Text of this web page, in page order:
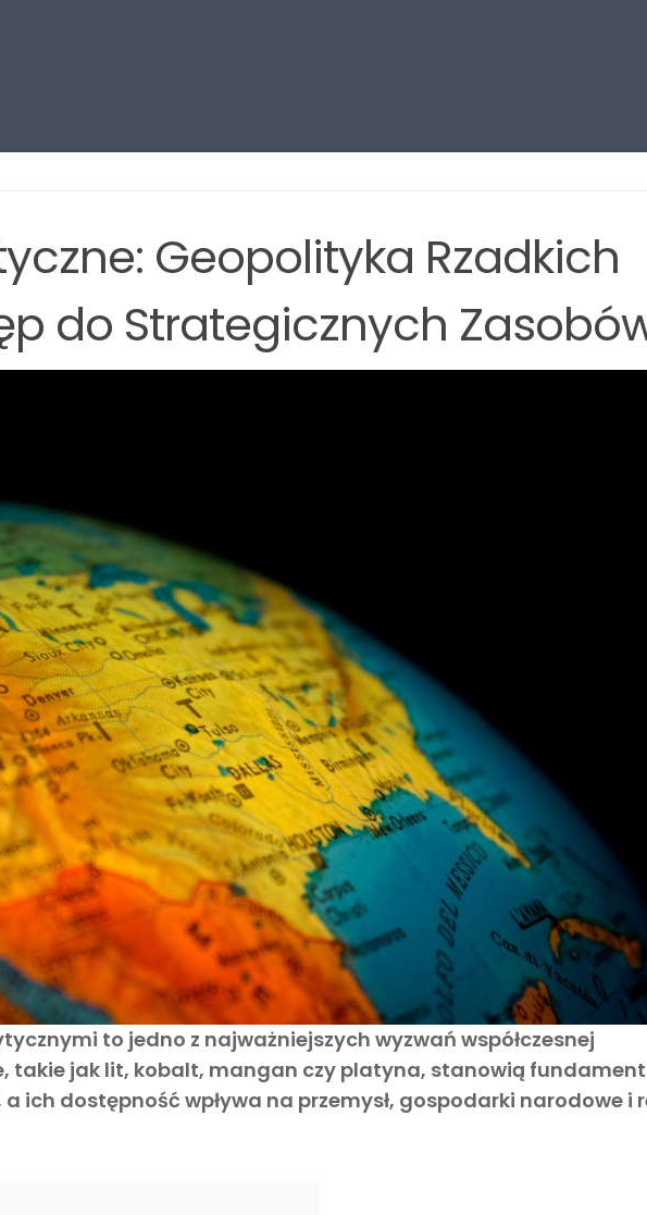
Geopolityka Rzadkich
do Strategicznych
to jedno z najważniejszych wyzwań współczesnej
takie jak lit, kobalt, mangan czy platyna, stanowią fundament
ich dostępność wpływa na przemysł, gospodarki narodowe i